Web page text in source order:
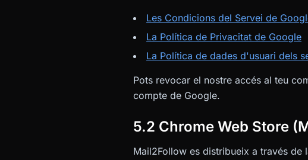
Les Condicions del Servei de
La Política de Privacitat de Google
La Política de dades d'usuari dels
Pots revocar el nostre accés al teu
compte de Google.
5.2 Chrome Web Store
Mail2Follow es distribueix a través de